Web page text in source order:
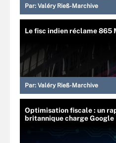
Par: Valéry Rieß-Marchive
Le fisc indien réclame 865
Par: Valéry Rieß-Marchive
Optimisation fiscale : un
britannique charge Google